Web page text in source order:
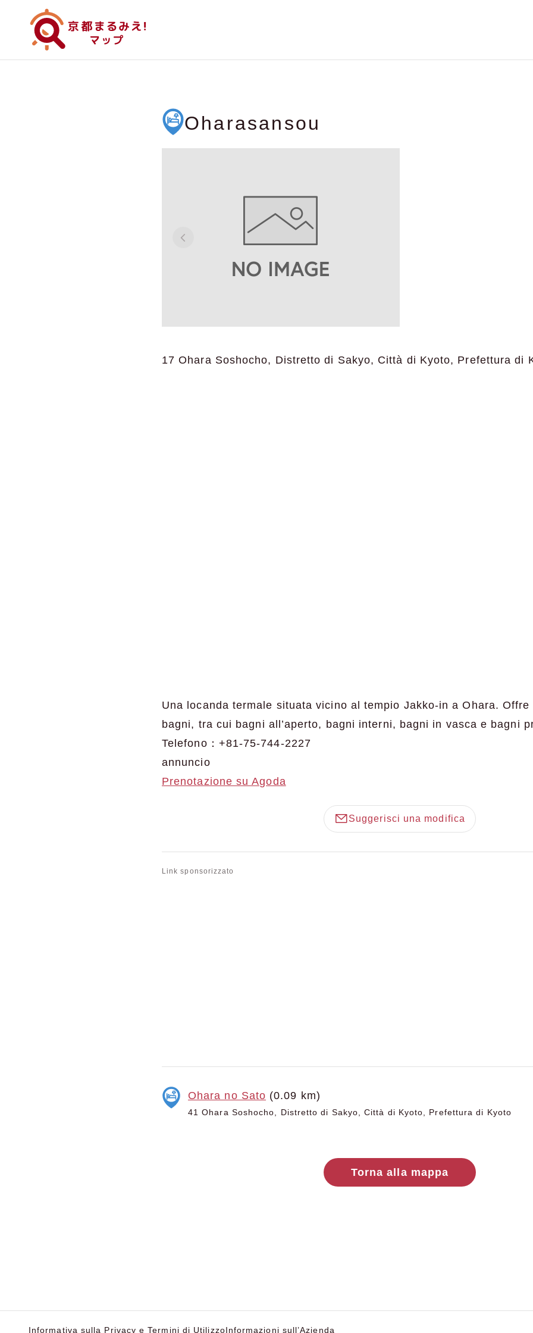
Oharasansou
17 Ohara Soshocho, Distretto di Sakyo, Città di Kyoto, Prefettura di
Una locanda termale situata vicino al tempio Jakko-in a Ohara.
bagni, tra cui bagni all’aperto, bagni interni, bagni in vasca e bagni
Telefono：+81-75-744-2227
annuncio
Prenotazione su Agoda
Suggerisci una modifica
Link sponsorizzato
Ohara no Sato (0.09 km)
41 Ohara Soshocho, Distretto di Sakyo, Città di Kyoto, Prefettura di Kyoto
Torna alla mappa
Informativa sulla Privacy e Termini di UtilizzoInformazioni sull’Azienda